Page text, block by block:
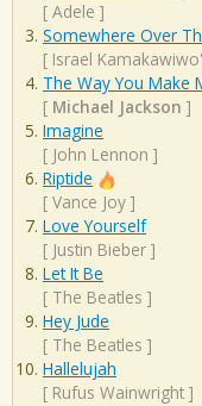
[ Adele ]
Somewhere Over
[ Israel
The Way You Make
[ Michael Jackson ]
Imagine
[ John Lennon ]
Riptide
[ Vance Joy ]
Love Yourself
[ Justin Bieber ]
Let It Be
[ The Beatles ]
Hey Jude
[ The Beatles ]
Hallelujah
[ Rufus Wainwright ]